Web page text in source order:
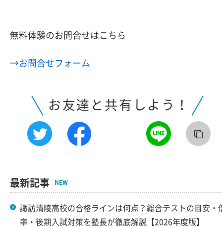
無料体験のお問合せはこちら
→お問合せフォーム
お友達と共有しよう！
最新記事 NEW
諏訪清陵高校の合格ラインは何点？総合テストの目安・
率・後期入試対策を塾長が徹底解説【2026年度版】